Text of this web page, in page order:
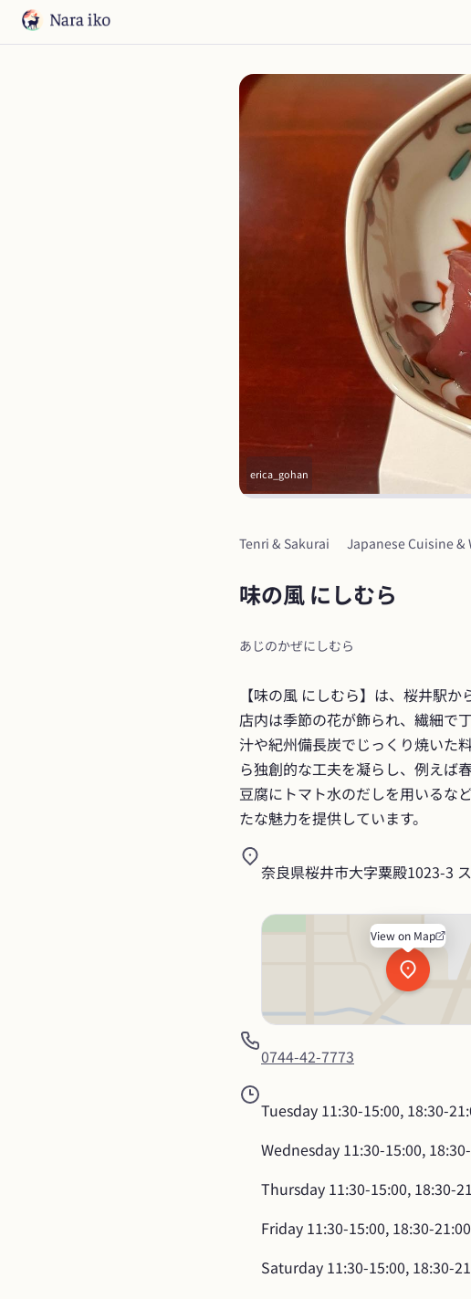
erica_gohan
Tenri & Sakurai Japanese Cuisine &
味の風 にしむら
あじのかぜにしむら
【味の風 にしむら】は、桜井駅
店内は季節の花が飾られ、繊細で
汁や紀州備長炭でじっくり焼いた
ら独創的な工夫を凝らし、例えば
豆腐にトマト水のだしを用いるな
たな魅力を提供しています。
奈良県桜井市大字粟殿1023-3
View on Map
0744-42-7773
Tuesday 11:30-15:00, 18:30-
Wednesday 11:30-15:00,
Thursday 11:30-15:00, 18:30-
Friday 11:30-15:00, 18:30-21:00
Saturday 11:30-15:00, 18:30-